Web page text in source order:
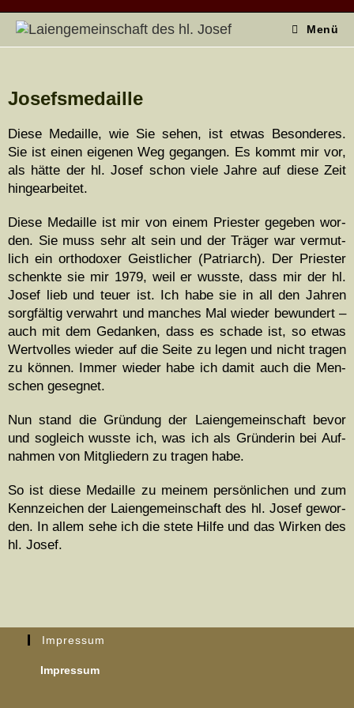
Menü
Josefsmedaille
Diese Medaille, wie Sie sehen, ist etwas Beson­deres.
Sie ist einen eige­nen Weg gegan­gen. Es kommt mir vor,
als hätte der hl. Josef schon viele Jahre auf diese Zeit
hingearbeitet.
Diese Medaille ist mir von einem Priester gegeben wor­
den. Sie muss sehr alt sein und der Träger war ver­mut­
lich ein ortho­dox­er Geistlich­er (Patri­arch). Der Priester
schenk­te sie mir 1979, weil er wusste, dass mir der hl.
Josef lieb und teuer ist. Ich habe sie in all den Jahren
sorgfältig ver­wahrt und manch­es Mal wieder bewun­dert –
auch mit dem Gedanken, dass es schade ist, so etwas
Wertvolles wieder auf die Seite zu leg­en und nicht tra­gen
zu kön­nen. Immer wieder habe ich damit auch die Men­
schen gesegnet.
Nun stand die Grün­dung der Laienge­mein­schaft bevor
und sogle­ich wusste ich, was ich als Grün­derin bei Auf­
nah­men von Mit­gliedern zu tra­gen habe.
So ist diese Medaille zu meinem per­sön­lichen und zum
Kennze­ichen der Laienge­mein­schaft des hl. Josef gewor­
den. In allem sehe ich die stete Hil­fe und das Wirken des
hl. Josef.
Impressum
Impressum